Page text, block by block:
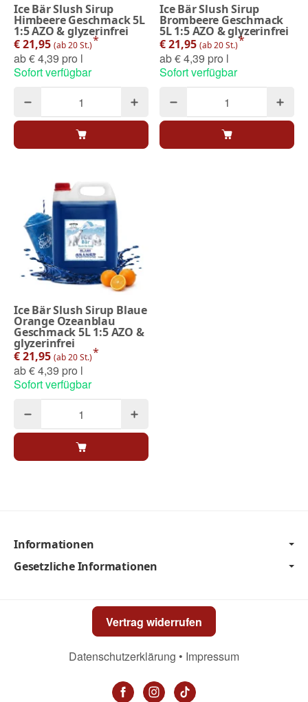
Ice Bär Slush Sirup
Himbeere Geschmack 5L
1:5 AZO & glyzerinfrei
€ 21,95 (ab 20 St.)*
ab€ 4,39 pro l
Sofort verfügbar
Ice Bär Slush Sirup
Brombeere Geschmack
5L 1:5 AZO & glyzerinfrei
€ 21,95 (ab 20 St.)*
ab€ 4,39 pro l
Sofort verfügbar
Ice Bär Slush Sirup Blaue
Orange Ozeanblau
Geschmack 5L 1:5 AZO &
glyzerinfrei
€ 21,95 (ab 20 St.)*
ab€ 4,39 pro l
Sofort verfügbar
Informationen
Gesetzliche Informationen
Vertrag widerrufen
Datenschutzerklärung • Impressum